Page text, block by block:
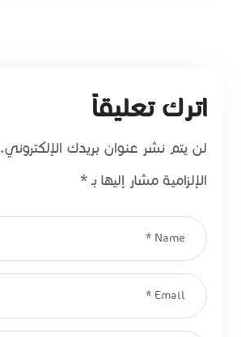
اترك تعليقاً
لن يتم نشر عنوان بريدك الإلكتروني.
الإلزامية مشار إليها بـ*